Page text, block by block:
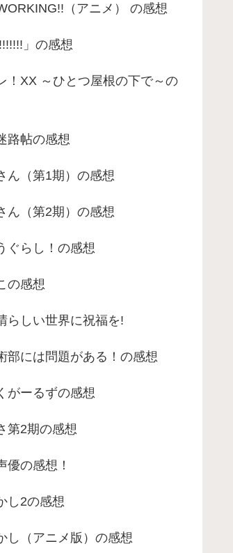
（アニメ） の感想
」の感想
！XX ～ひとつ屋根の下で～の
路帖の感想
ん（第1期）の感想
ん（第2期）の感想
ぐらし！の感想
の感想
らしい世界に祝福を!
部には問題がある！の感想
がーるずの感想
第2期の感想
優の感想！
し2の感想
し（アニメ版）の感想